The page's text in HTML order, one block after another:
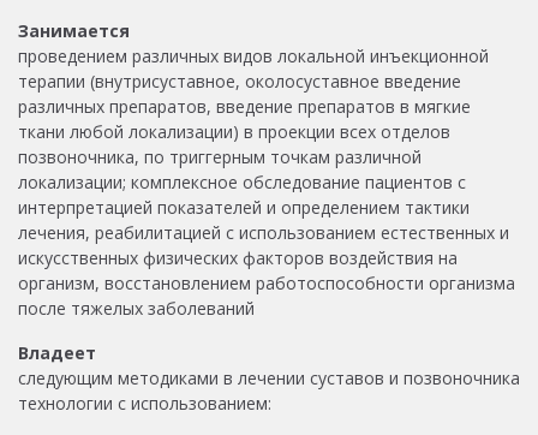
Занимается
проведением различных видов локальной инъекционной
терапии (внутрисуставное, околосуставное введение
различных препаратов, введение препаратов в мягкие
ткани любой локализации) в проекции всех отделов
позвоночника, по триггерным точкам различной
локализации; комплексное обследование пациентов с
интерпретацией показателей и определением тактики
лечения, реабилитацией с использованием естественных и
искусственных физических факторов воздействия на
организм, восстановлением работоспособности организма
после тяжелых заболеваний
Владеет
следующим методиками в лечении суставов и позвоночника
технологии с использованием: